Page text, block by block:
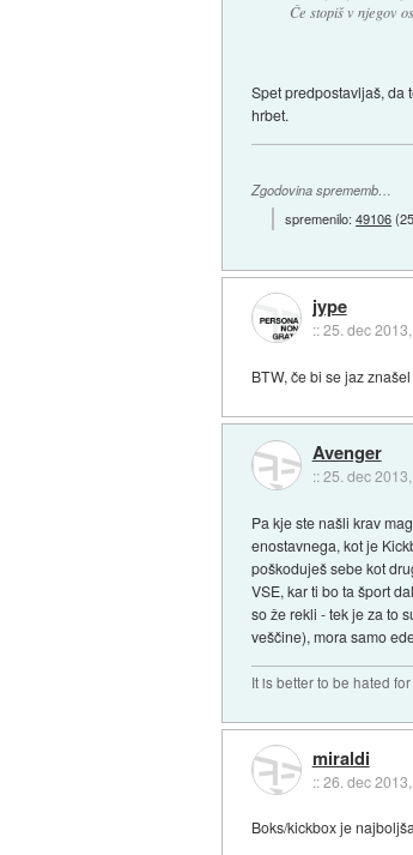
Če stopiš v njegov
Spet predpostavljaš, da
hrbet.
Zgodovina sprememb…
spremenilo:49106(
jype
::25. dec
BTW, če bi se jaz
Avenger
::25. dec
Pa kje ste našli krav
enostavnega, kot je
poškoduješ sebe kot
VSE, kar ti bo ta šport
so že rekli - tek je za to
veščine), mora samo
It is better to be hated
miraldi
::26. dec
Boks/kickbox je